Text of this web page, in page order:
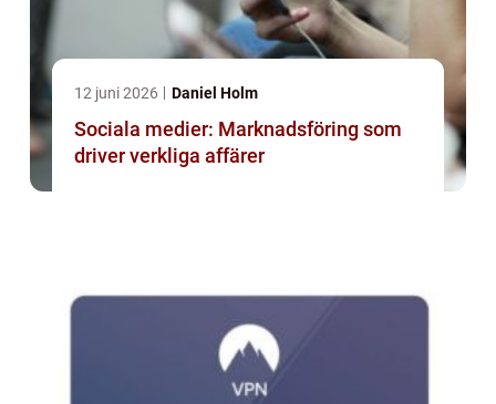
12 juni 2026 Daniel Holm
Sociala medier: Marknadsföring som
driver verkliga affärer